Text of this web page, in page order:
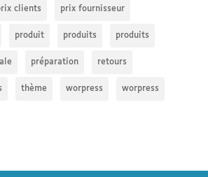
clients prix fournisseur
produit produits produits
préparation retours
thème worpress worpress